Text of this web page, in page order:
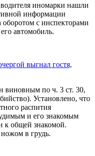
иномарки нашли
информации
с инспекторами
автомобиль.
выгнал гостя,
виновным по ч. 3 ст. 30,
Установлено, что
распития
и его знакомым
к общей знакомой.
в грудь.